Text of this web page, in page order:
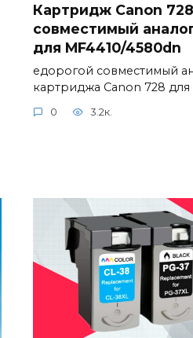
Картридж Canon 728
совместимый
для MF4410/4580dn
едорогой совместимый
картриджа Canon 728 для
0 3.2к.